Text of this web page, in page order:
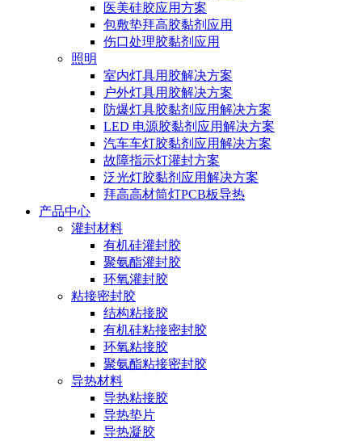
医美硅胶应用方案
包敷垫拜高胶黏剂应用
伤口处理胶黏剂应用
照明
室内灯具用胶解决方案
户外灯具用胶解决方案
防爆灯具胶黏剂应用解决方案
LED 电源胶黏剂应用解决方案
汽车车灯胶黏剂应用解决方案
故障指示灯灌封方案
泛光灯胶黏剂应用解决方案
拜高高材筒灯PCB板导热
产品中心
灌封材料
有机硅灌封胶
聚氨酯灌封胶
环氧灌封胶
粘接密封胶
结构粘接胶
有机硅粘接密封胶
环氧粘接胶
聚氨酯粘接密封胶
导热材料
导热粘接胶
导热垫片
导热凝胶